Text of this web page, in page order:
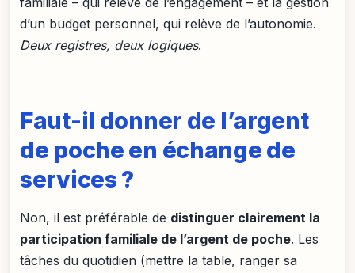
d’un budget personnel, qui relève de l’autonomie.
Deux registres, deux logiques.
Faut-il donner de l’argent
de poche en échange de
services ?
Non, il est préférable de distinguer clairement la
participation familiale de l’argent de poche. Les
tâches du quotidien (mettre la table, ranger sa